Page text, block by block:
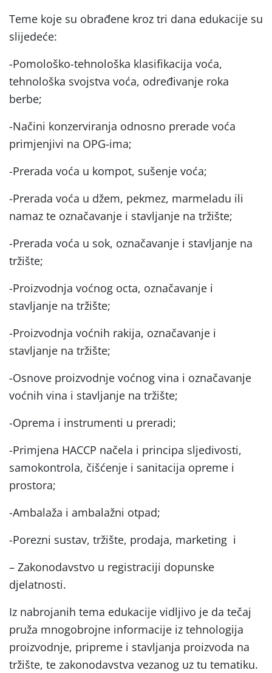
Teme koje su obrađene kroz tri dana edukacije su
slijedeće:
-Pomološko-tehnološka klasifikacija voća,
tehnološka svojstva voća, određivanje roka
berbe;
-Načini konzerviranja odnosno prerade voća
primjenjivi na OPG-ima;
-Prerada voća u kompot, sušenje voća;
-Prerada voća u džem, pekmez, marmeladu ili
namaz te označavanje i stavljanje na tržište;
-Prerada voća u sok, označavanje i stavljanje na
tržište;
-Proizvodnja voćnog octa, označavanje i
stavljanje na tržište;
-Proizvodnja voćnih rakija, označavanje i
stavljanje na tržište;
-Osnove proizvodnje voćnog vina i označavanje
voćnih vina i stavljanje na tržište;
-Oprema i instrumenti u preradi;
-Primjena HACCP načela i principa sljedivosti,
samokontrola, čišćenje i sanitacija opreme i
prostora;
-Ambalaža i ambalažni otpad;
-Porezni sustav, tržište, prodaja, marketing i
– Zakonodavstvo u registraciji dopunske
djelatnosti.
Iz nabrojanih tema edukacije vidljivo je da tečaj
pruža mnogobrojne informacije iz tehnologija
proizvodnje, pripreme i stavljanja proizvoda na
tržište, te zakonodavstva vezanog uz tu tematiku.